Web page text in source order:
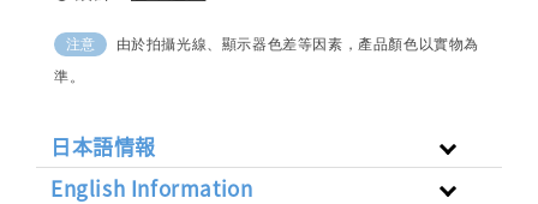
注意
由於拍攝光線、顯示器色差等因素，產品顏色以實物為
準。
日本語情報
English Information